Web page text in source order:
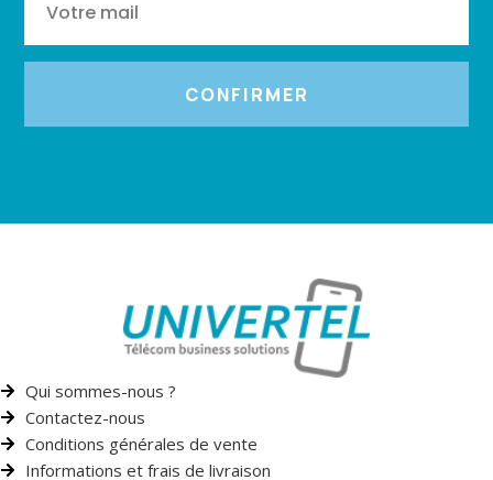
CONFIRMER
Qui sommes-nous ?
Contactez-nous
Conditions générales de vente
Informations et frais de livraison